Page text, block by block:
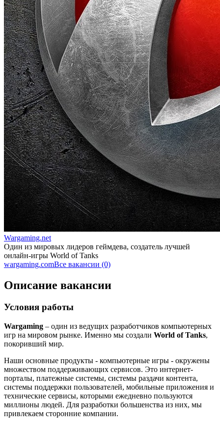
Wargaming.net
Один из мировых лидеров геймдева, создатель лучшей
онлайн-игры World of Tanks
wargaming.comВсе вакансии (0)
Описание вакансии
Условия работы
Wargaming – один из ведущих разработчиков компьютерных
игр на мировом рынке. Именно мы создали World of Tanks,
покоривший мир.
Наши основные продукты - компьютерные игры - окружены
множеством поддерживающих сервисов. Это интернет-
порталы, платежные системы, системы раздачи контента,
системы поддержки пользователей, мобильные приложения и
технические сервисы, которыми ежедневно пользуются
миллионы людей. Для разработки большенства из них, мы
привлекаем сторонние компании.